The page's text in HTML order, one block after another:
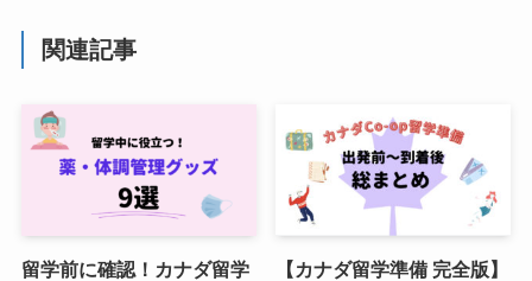
関連記事
留学前に確認！カナダ留学
【カナダ留学準備 完全版】